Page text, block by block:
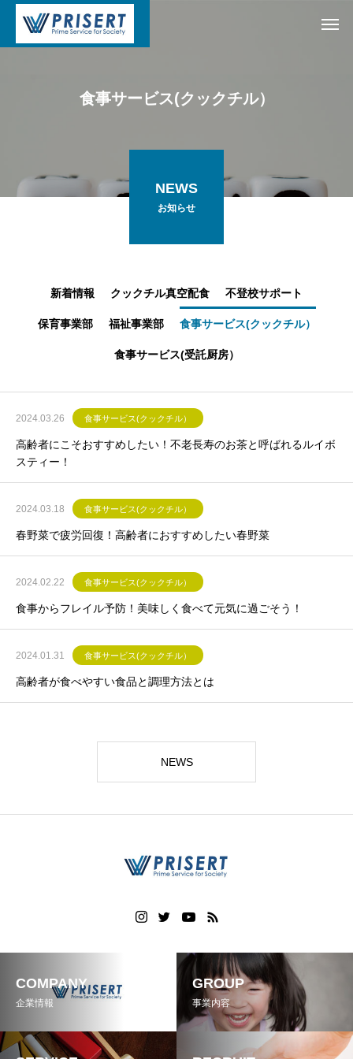
食事サー ビス(ク ックチル）
NEWS
お知らせ
新着情報 クックチル真空配食 不登校サポート
保育事業部 福祉事業部 食事サービス(クックチル）
食事サービス(受託厨房）
2024.03.26 食事サービス(クックチル）
高齢者にこそおすすめしたい！不老長寿のお茶と呼ばれるルイボ
スティー！
2024.03.18 食事サービス(クックチル）
春野菜で疲労回復！高齢者におすすめしたい春野菜
2024.02.22 食事サービス(クックチル）
食事からフレイル予防！美味しく食べて元気に過ごそう！
2024.01.31 食事サービス(クックチル）
高齢者が食べやすい食品と調理方法とは
NEWS
COMPANY
企業情報
GROUP
事業内容